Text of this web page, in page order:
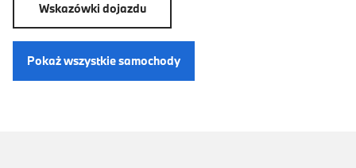
Wskazówki dojazdu
Pokaż wszystkie samochody